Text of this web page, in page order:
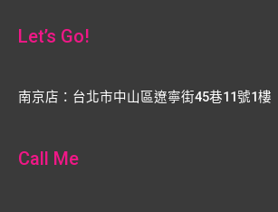
Let’s Go!
南京店：台北市中山區遼寧街45巷11號1樓
Call Me